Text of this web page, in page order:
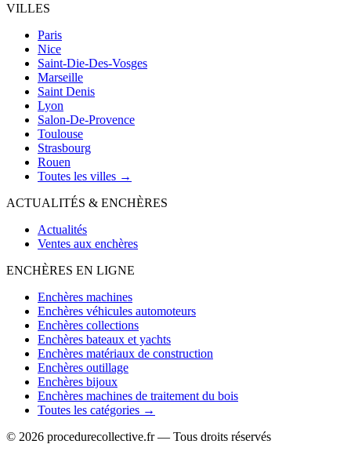
VILLES
Paris
Nice
Saint-Die-Des-Vosges
Marseille
Saint Denis
Lyon
Salon-De-Provence
Toulouse
Strasbourg
Rouen
Toutes les villes →
ACTUALITÉS & ENCHÈRES
Actualités
Ventes aux enchères
ENCHÈRES EN LIGNE
Enchères machines
Enchères véhicules automoteurs
Enchères collections
Enchères bateaux et yachts
Enchères matériaux de construction
Enchères outillage
Enchères bijoux
Enchères machines de traitement du bois
Toutes les catégories →
© 2026 procedurecollective.fr — Tous droits réservés